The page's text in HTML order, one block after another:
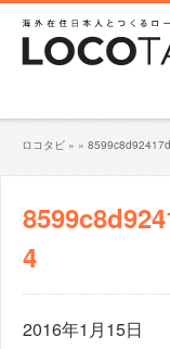
ロコタビ » »
4
2016年1月15日